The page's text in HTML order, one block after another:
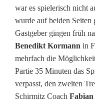
war es spielerisch nicht
wurde auf beiden
Gastgeber gingen früh
Benedikt Kormann in
mehrfach die
Partie 35 Minuten das
verpasst, den zweiten
Schirmitz Coach